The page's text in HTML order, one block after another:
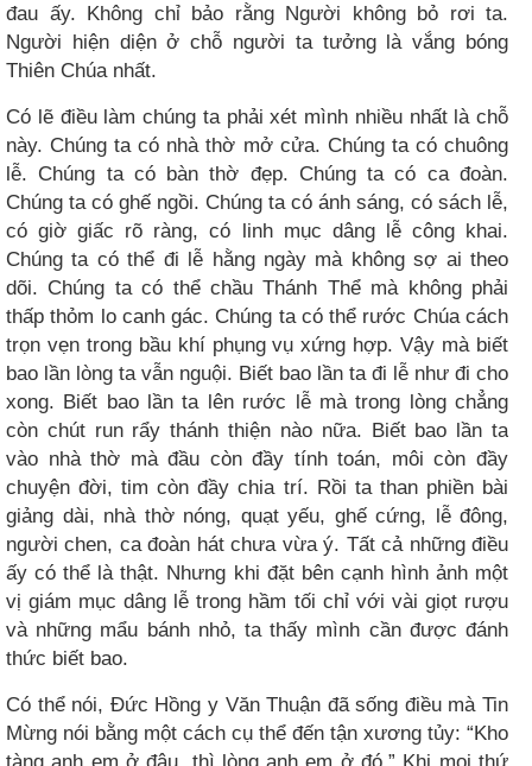
đau ấy. Không chỉ bảo rằng Người không bỏ rơi ta.
Người hiện diện ở chỗ người ta tưởng là vắng bóng
Thiên Chúa nhất.
Có lẽ điều làm chúng ta phải xét mình nhiều nhất là chỗ
này. Chúng ta có nhà thờ mở cửa. Chúng ta có chuông
lễ. Chúng ta có bàn thờ đẹp. Chúng ta có ca đoàn.
Chúng ta có ghế ngồi. Chúng ta có ánh sáng, có sách lễ,
có giờ giấc rõ ràng, có linh mục dâng lễ công khai.
Chúng ta có thể đi lễ hằng ngày mà không sợ ai theo
dõi. Chúng ta có thể chầu Thánh Thể mà không phải
thấp thỏm lo canh gác. Chúng ta có thể rước Chúa cách
trọn vẹn trong bầu khí phụng vụ xứng hợp. Vậy mà biết
bao lần lòng ta vẫn nguội. Biết bao lần ta đi lễ như đi cho
xong. Biết bao lần ta lên rước lễ mà trong lòng chẳng
còn chút run rẩy thánh thiện nào nữa. Biết bao lần ta
vào nhà thờ mà đầu còn đầy tính toán, môi còn đầy
chuyện đời, tim còn đầy chia trí. Rồi ta than phiền bài
giảng dài, nhà thờ nóng, quạt yếu, ghế cứng, lễ đông,
người chen, ca đoàn hát chưa vừa ý. Tất cả những điều
ấy có thể là thật. Nhưng khi đặt bên cạnh hình ảnh một
vị giám mục dâng lễ trong hầm tối chỉ với vài giọt rượu
và những mẩu bánh nhỏ, ta thấy mình cần được đánh
thức biết bao.
Có thể nói, Đức Hồng y Văn Thuận đã sống điều mà Tin
Mừng nói bằng một cách cụ thể đến tận xương tủy: “Kho
tàng anh em ở đâu, thì lòng anh em ở đó.” Khi mọi thứ